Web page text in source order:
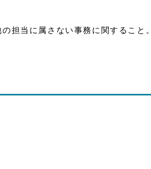
担当に属さない事務に関すること。